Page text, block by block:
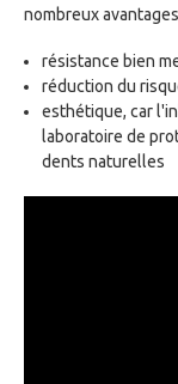
nombreux
résistance bien
réduction du
esthétique, car
laboratoire de
dents naturelles